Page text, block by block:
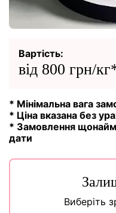
Вартість:
від 800 грн/
* Мінімальна вага
* Ціна вказана без
* Замовлення
дати
Виберіть